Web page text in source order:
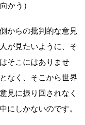
かう）
からの批判的な意見
が見たいように、そ
そこにはありませ
なく、そこから世界
見に振り回されなく
にしかないのです。